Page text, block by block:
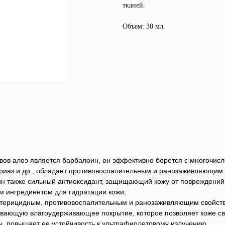
тканей.
Объем: 30 мл.
алоэ является барбалоин, он эффективно борется с
и др., обладает противовоспалительным и
также сильный антиоксидант, защищающий кожу от
ингредиентом для гидратации кожи;
противовоспалительным и ранозаживляющим
влагоудерживающее покрытие, которое позволяет коже